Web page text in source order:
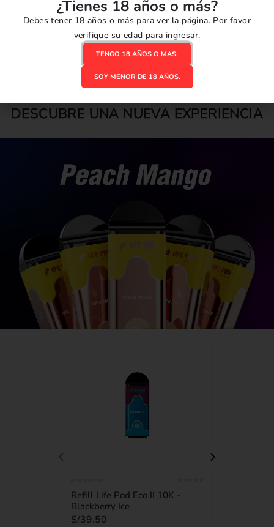
DESCUBRE UNA NUEVA EXPERIENCIA
Refill Life Pod Eco II 10K -
Blackberry Ice
S/39.50
¿Tienes 18 años o más?
Debes tener 18 años o más para ver la página. Por favor
verifique su edad para ingresar.
TENGO 18 AÑOS O MAS.
SOY MENOR DE 18 AÑOS.